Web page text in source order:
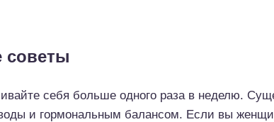
советы
себя больше одного раза в неделю.
и гормональным балансом. Если вы